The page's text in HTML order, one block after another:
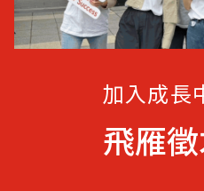
加入成長
飛雁徵